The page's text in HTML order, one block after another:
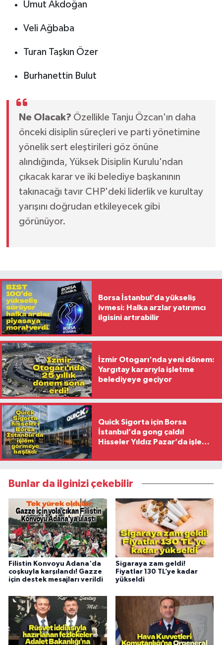
Umut Akdoğan
Veli Ağbaba
Turan Taşkın Özer
Burhanettin Bulut
Ne Olacak? Özellikle Tanju Özcan'ın daha
önceki disiplin süreçleri ve parti yönetimine
yönelik sert eleştirileri göz önüne
alındığında, Yüksek Disiplin Kurulu'ndan
çıkacak karar ve iki belediye başkanının
takınacağı tavır CHP'deki liderlik ve kurultay
yarışını doğrudan etkileyecek gibi
görünüyor.
Borsa İstanbul’da yükseliş
ivmesi: Halka arzlar yatırımcı
ilgisini artırabilir
İzmir Otogarı'nda yeni dönem:
Yargıtay kararıyla işletme
belediyeye geçiyor
Quick Sigorta için Borsa
İstanbul’da gong çaldı!
Hisseler Yıldız Pazar’da işlem
Bunlar da ilginizi çekebilir
Filistin Konvoyu Adana'da
coşkuyla karşılandı! Gazze
için destek mesajları verildi
Sigaraya zam geldi!
Fiyatlar 130 TL’ye kadar
yükseldi